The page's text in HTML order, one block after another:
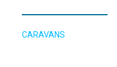
CARAVANS